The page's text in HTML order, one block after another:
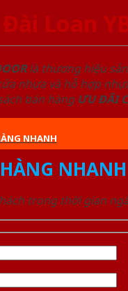
Loan
là thương hiệu
nhựa và hỗ hợp
bán hàng ƯU ĐÃI
NHANH
NHANH
trong thời gian